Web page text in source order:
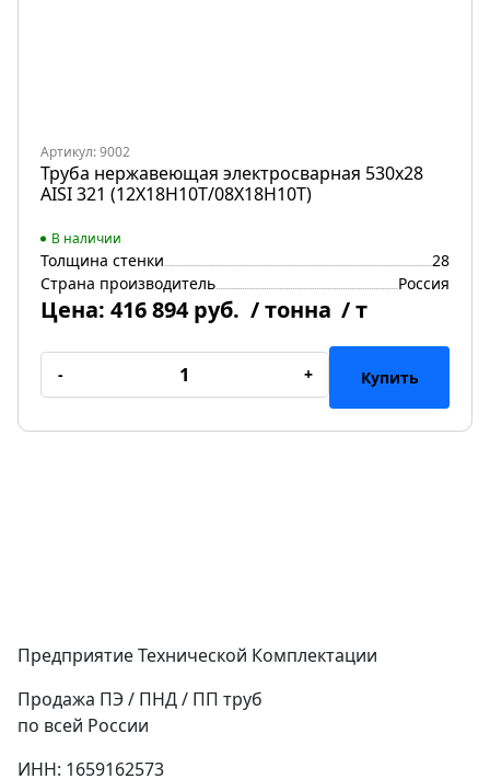
Артикул: 9002
Труба нержавеющая электросварная 530х28
AISI 321 (12Х18Н10Т/08Х18Н10Т)
В наличии
Толщина стенки
28
Страна производитель
Россия
Цена: 416 894 руб. / тонна / т
- + Купить
Предприятие Технической Комплектации
Продажа ПЭ / ПНД / ПП труб
по всей России
ИНН: 1659162573